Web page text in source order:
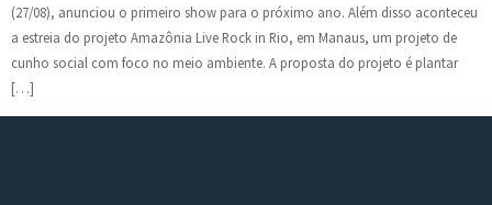
(27/08), anunciou o primeiro show para o próximo ano. Além disso aconteceu
a estreia do projeto Amazônia Live Rock in Rio, em Manaus, um projeto de
cunho social com foco no meio ambiente. A proposta do projeto é plantar
[…]